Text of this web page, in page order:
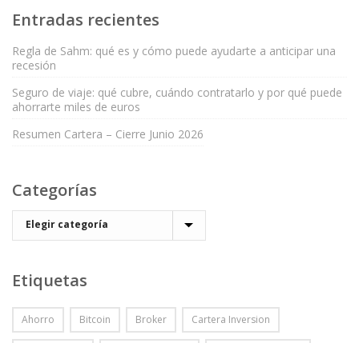
Entradas recientes
Regla de Sahm: qué es y cómo puede ayudarte a anticipar una
recesión
Seguro de viaje: qué cubre, cuándo contratarlo y por qué puede
ahorrarte miles de euros
Resumen Cartera – Cierre Junio 2026
Categorías
Etiquetas
Ahorro Bitcoin Broker Cartera Inversion